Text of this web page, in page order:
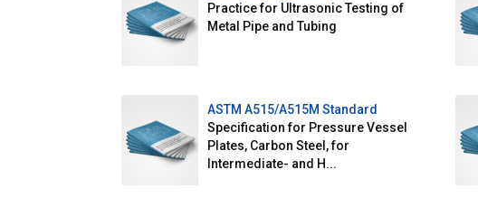
Practice for Ultrasonic Testing of
Metal Pipe and Tubing
ASTM A515/A515M Standard
Specification for Pressure Vessel
Plates, Carbon Steel, for
Intermediate- and H...